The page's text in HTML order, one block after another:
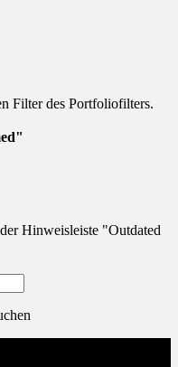
Filter des Portfoliofilters.
Hinweisleiste "Outdated